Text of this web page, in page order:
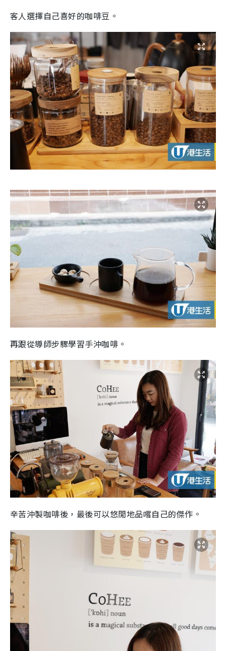
客人選擇自己喜好的咖啡豆。
再跟從導師步驟學習手沖咖啡。
辛苦沖製咖啡後，最後可以悠閒地品嚐自己的傑作。